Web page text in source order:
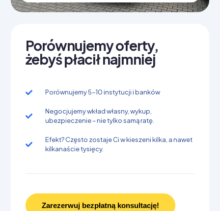
Porównujemy oferty,
żebyś płacił najmniej
Porównujemy 5-10 instytucji i banków
Negocjujemy wkład własny, wykup,
ubezpieczenie – nie tylko samą ratę.
Efekt? Często zostaje Ci w kieszeni kilka, a nawet
kilkanaście tysięcy.
Zarezerwuj bezpłatną konsultację!